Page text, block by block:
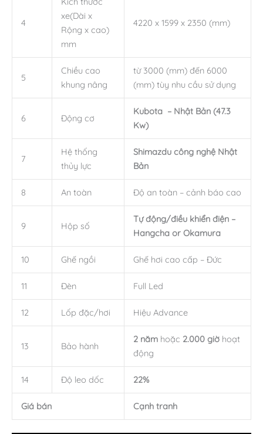
4
xe(Dài x
Rộng x cao)
mm
4220 x 1599 x 2350 (mm)
5
Chiều cao
khung nâng
từ 3000 (mm) đến 6000
(mm) tùy nhu cầu sử dụng
6 Động cơ
Kubota – Nhật Bản (47.3
Kw)
7
Hệ thống
thủy lực
Shimazdu công nghệ Nhật
Bản
8 An toàn Độ an toàn – cảnh báo cao
9 Hộp số
Tự động/điều khiển điện –
Hangcha or Okamura
10 Ghế ngồi Ghế hơi cao cấp – Đức
11 Đèn Full Led
12 Lốp đặc/hơi Hiệu Advance
13 Bảo hành
2 nămhoặc 2.000 giờhoạt
động
14 Độ leo dốc 22%
Giá bán Cạnh tranh